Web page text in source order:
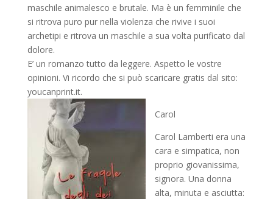
maschile animalesco e brutale. Ma è un femminile che
si ritrova puro pur nella violenza che rivive i suoi
archetipi e ritrova un maschile a sua volta purificato dal
dolore.
E’ un romanzo tutto da leggere. Aspetto le vostre
opinioni. Vi ricordo che si può scaricare gratis dal sito:
youcanprint.it.
Carol
Carol Lamberti era una
cara e simpatica, non
proprio giovanissima,
signora. Una donna
alta, minuta e asciutta: